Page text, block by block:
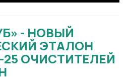
- НОВЫЙ
ЭТАЛОН
ОЧИСТИТЕЛЕЙ